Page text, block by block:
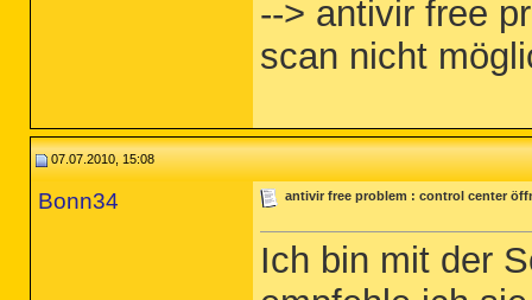
--> antivir free
scan nicht
07.07.2010, 15:08
Bonn34 antivir free problem : control center
Ich bin mit der